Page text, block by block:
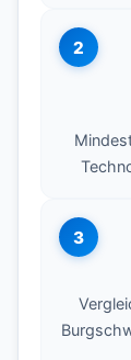
2
3